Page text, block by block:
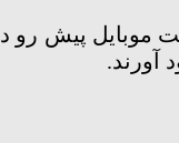
موبایل پیش
آورند.